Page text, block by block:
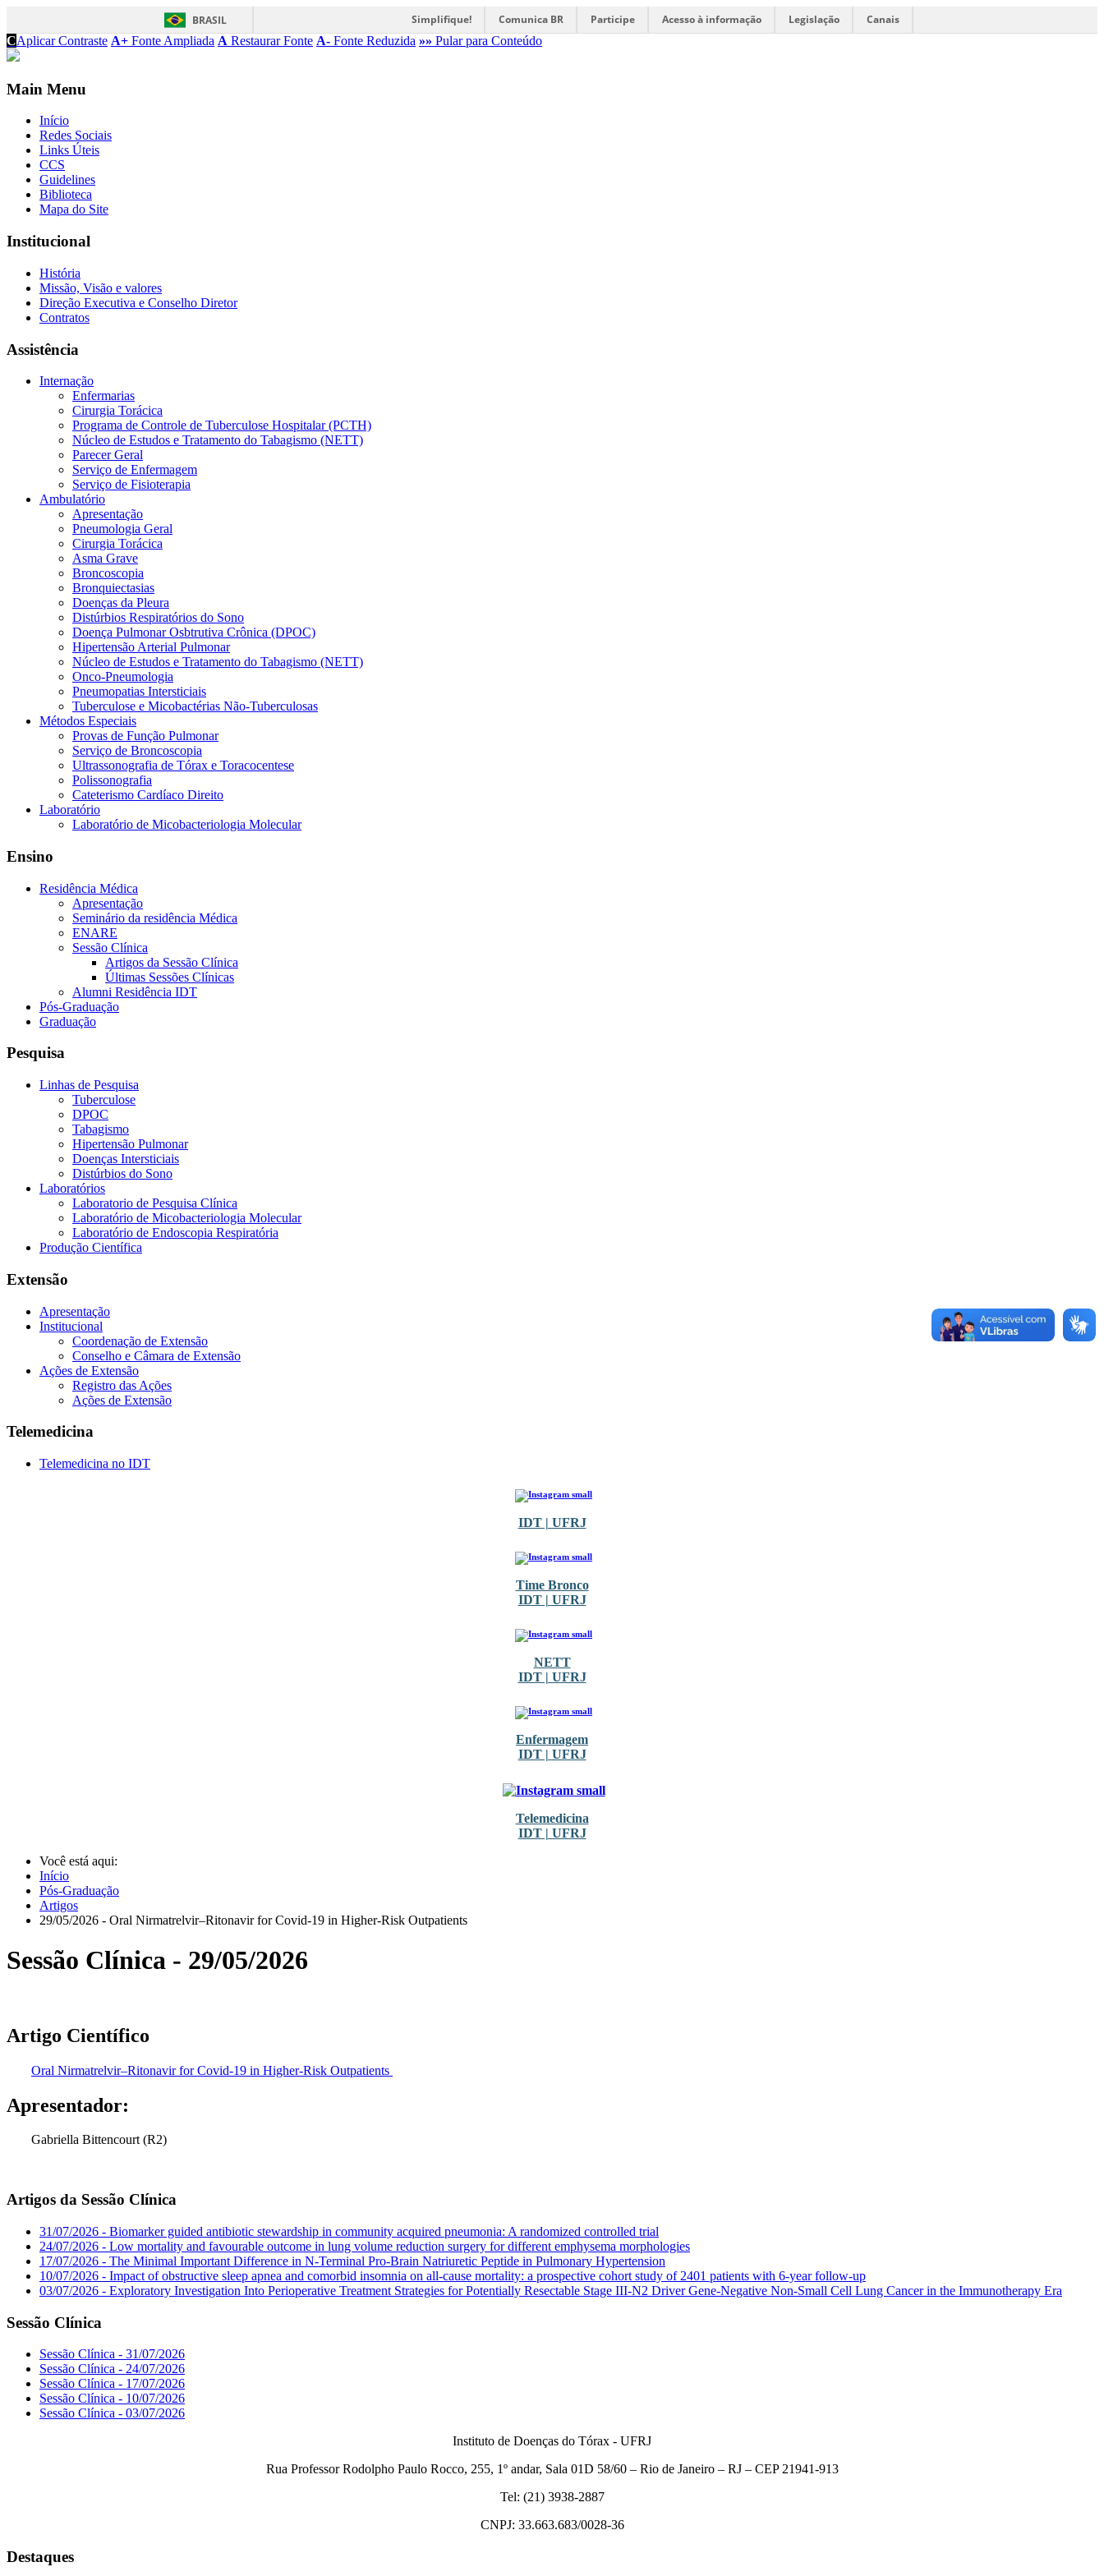
BRASIL Simplifique! Comunica BR Participe Acesso à informação Legislação
Canais
CAplicar Contraste A+ Fonte Ampliada A Restaurar Fonte A- Fonte Reduzida »» Pular para Conteúdo
Main Menu
Início
Redes Sociais
Links Úteis
CCS
Guidelines
Biblioteca
Mapa do Site
Institucional
História
Missão, Visão e valores
Direção Executiva e Conselho Diretor
Contratos
Assistência
Internação
Enfermarias
Cirurgia Torácica
Programa de Controle de Tuberculose Hospitalar (PCTH)
Núcleo de Estudos e Tratamento do Tabagismo (NETT)
Parecer Geral
Serviço de Enfermagem
Serviço de Fisioterapia
Ambulatório
Apresentação
Pneumologia Geral
Cirurgia Torácica
Asma Grave
Broncoscopia
Bronquiectasias
Doenças da Pleura
Distúrbios Respiratórios do Sono
Doença Pulmonar Osbtrutiva Crônica (DPOC)
Hipertensão Arterial Pulmonar
Núcleo de Estudos e Tratamento do Tabagismo (NETT)
Onco-Pneumologia
Pneumopatias Intersticiais
Tuberculose e Micobactérias Não-Tuberculosas
Métodos Especiais
Provas de Função Pulmonar
Serviço de Broncoscopia
Ultrassonografia de Tórax e Toracocentese
Polissonografia
Cateterismo Cardíaco Direito
Laboratório
Laboratório de Micobacteriologia Molecular
Ensino
Residência Médica
Apresentação
Seminário da residência Médica
ENARE
Sessão Clínica
Artigos da Sessão Clínica
Últimas Sessões Clínicas
Alumni Residência IDT
Pós-Graduação
Graduação
Pesquisa
Linhas de Pesquisa
Tuberculose
DPOC
Tabagismo
Hipertensão Pulmonar
Doenças Intersticiais
Distúrbios do Sono
Laboratórios
Laboratorio de Pesquisa Clínica
Laboratório de Micobacteriologia Molecular
Laboratório de Endoscopia Respiratória
Produção Científica
Extensão
Apresentação
Institucional
Coordenação de Extensão
Conselho e Câmara de Extensão
Ações de Extensão
Registro das Ações
Ações de Extensão
Telemedicina
Telemedicina no IDT
IDT | UFRJ
Time Bronco
IDT | UFRJ
NETT
IDT | UFRJ
Enfermagem
IDT | UFRJ
Telemedicina
IDT | UFRJ
Você está aqui:
Início
Pós-Graduação
Artigos
29/05/2026 - Oral Nirmatrelvir–Ritonavir for Covid-19 in Higher-Risk Outpatients
Sessão Clínica - 29/05/2026
Artigo Científico
Oral Nirmatrelvir–Ritonavir for Covid-19 in Higher-Risk Outpatients
Apresentador:
Gabriella Bittencourt (R2)
Artigos da Sessão Clínica
31/07/2026 - Biomarker guided antibiotic stewardship in community acquired pneumonia: A randomized controlled trial
24/07/2026 - Low mortality and favourable outcome in lung volume reduction surgery for different emphysema morphologies
17/07/2026 - The Minimal Important Difference in N-Terminal Pro-Brain Natriuretic Peptide in Pulmonary Hypertension
10/07/2026 - Impact of obstructive sleep apnea and comorbid insomnia on all-cause mortality: a prospective cohort study of 2401 patients with 6-year follow-up
03/07/2026 - Exploratory Investigation Into Perioperative Treatment Strategies for Potentially Resectable Stage III-N2 Driver Gene-Negative Non-Small Cell Lung Cancer in the Immunotherapy Era
Sessão Clínica
Sessão Clínica - 31/07/2026
Sessão Clínica - 24/07/2026
Sessão Clínica - 17/07/2026
Sessão Clínica - 10/07/2026
Sessão Clínica - 03/07/2026
Instituto de Doenças do Tórax - UFRJ
Rua Professor Rodolpho Paulo Rocco, 255, 1º andar, Sala 01D 58/60 – Rio de Janeiro – RJ – CEP 21941-913
Tel: (21) 3938-2887
CNPJ: 33.663.683/0028-36
Destaques